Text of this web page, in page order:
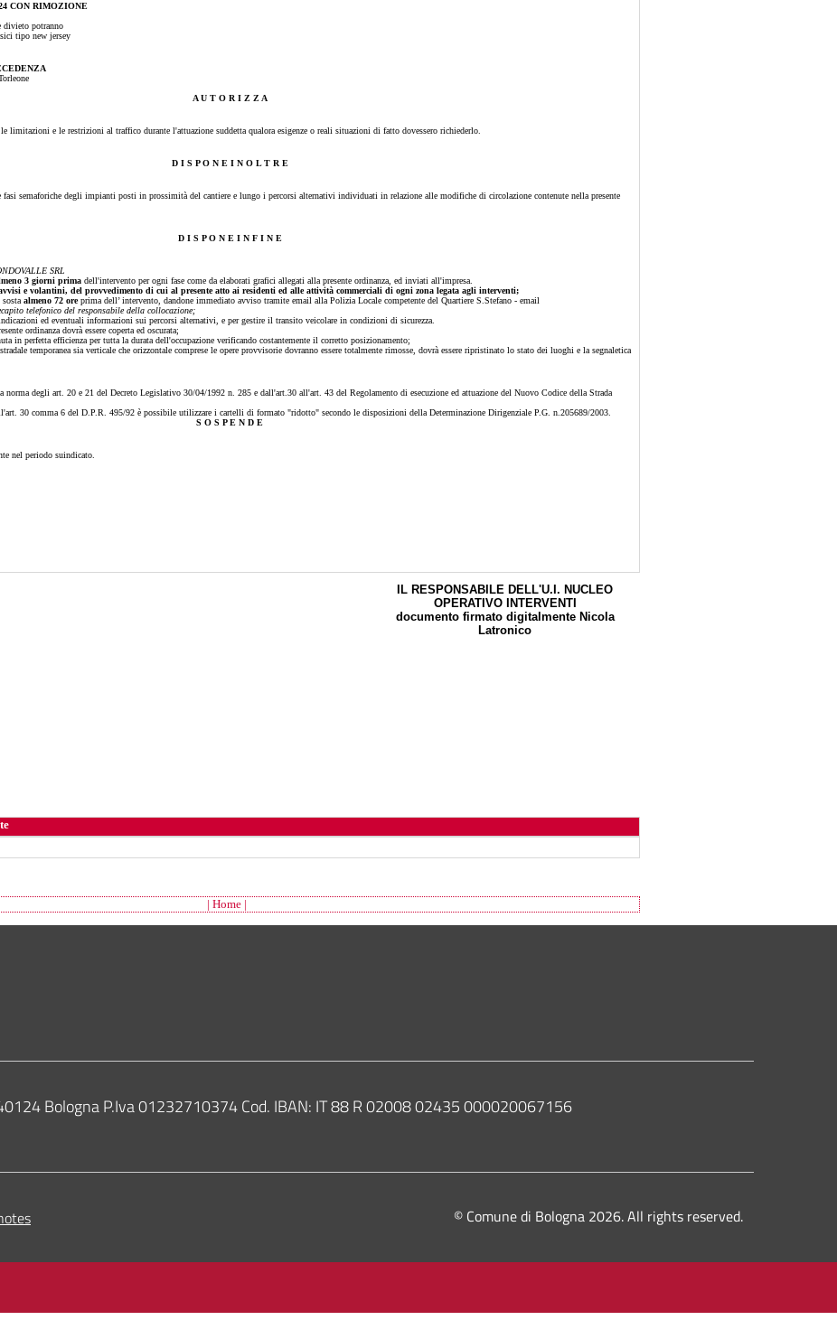
CON RIMOZIONE
divieto potranno
tipo new jersey
A U T O R I Z Z A
e le restrizioni al traffico durante l'attuazione suddetta qualora esigenze o reali situazioni di fatto dovessero richiederlo.
D I S P O N E I N O L T R E
fasi semaforiche degli impianti posti in prossimità del cantiere e lungo i percorsi alternativi individuati in relazione alle modifiche di circolazione contenute nella presente
D I S P O N E I N F I N E
SRL
3 giorni prima dell'intervento per ogni fase come da elaborati grafici allegati alla presente ordinanza, ed inviati all'impresa.
e volantini, del provvedimento di cui al presente atto ai residenti ed alle attività commerciali di ogni zona legata agli interventi;
almeno 72 oreprima dell’ intervento, dandone immediato avviso tramite email alla Polizia Locale competente del Quartiere S.Stefano - email
telefonico del responsabile della collocazione;
ed eventuali informazioni sui percorsi alternativi, e per gestire il transito veicolare in condizioni di sicurezza.
ordinanza dovrà essere coperta ed oscurata;
in perfetta efficienza per tutta la durata dell'occupazione verificando costantemente il corretto posizionamento;
temporanea sia verticale che orizzontale comprese le opere provvisorie dovranno essere totalmente rimosse, dovrà essere ripristinato lo stato dei luoghi e la segnaletica
a norma degli art. 20 e 21 del Decreto Legislativo 30/04/1992 n. 285 e dall'art.30 all'art. 43 del Regolamento di esecuzione ed attuazione del Nuovo Codice della Strada
30 comma 6 del D.P.R. 495/92 è possibile utilizzare i cartelli di formato "ridotto" secondo le disposizioni della Determinazione Dirigenziale P.G. n.205689/2003.
S O S P E N D E
nel periodo suindicato.
IL RESPONSABILE DELL'U.I. NUCLEO
OPERATIVO INTERVENTI
documento firmato digitalmente Nicola
Latronico
| Home |
Bologna P.Iva 01232710374 Cod. IBAN: IT 88 R 02008 02435 000020067156
© Comune di Bologna 2026. All rights reserved.